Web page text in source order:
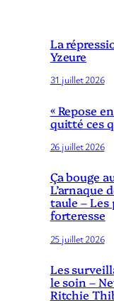
La
Yzeure
31 juillet 2026
« Repose
quitté ces
26 juillet 2026
Ça bouge
L’arnaque
taule – Les
forteresse
25 juillet 2026
Les
le soin –
Ritchie